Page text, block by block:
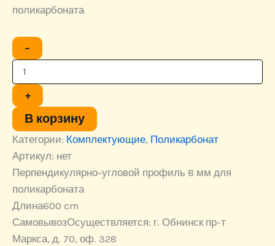
поликарбоната
−
Количество
товара
профиль
для
поликарбоната
мм
цветной
+
В корзину
Категории: Комплектующие, Поликарбонат
Артикул: нет
Перпендикулярно-угловой профиль 8 мм для
поликарбоната
Длина600 cm
СамовывозОсуществляется: г. Обнинск пр-т
Маркса, д. 70, оф. 328